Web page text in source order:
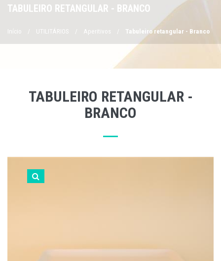
TABULEIRO RETANGULAR - BRANCO
Início / UTILITÁRIOS / Aperitivos / Tabuleiro retangular - Branco
TABULEIRO RETANGULAR -
BRANCO